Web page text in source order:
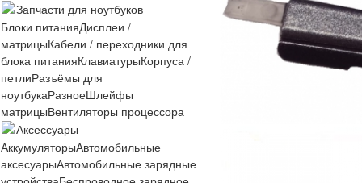
Запчасти для ноутбуков
Блоки питанияДисплеи /
матрицыКабели / переходники для
блока питанияКлавиатурыКорпуса /
петлиРазъёмы для
ноутбукаРазноеШлейфы
матрицыВентиляторы процессора
Аксессуары
АккумуляторыАвтомобильные
аксесуарыАвтомобильные зарядные